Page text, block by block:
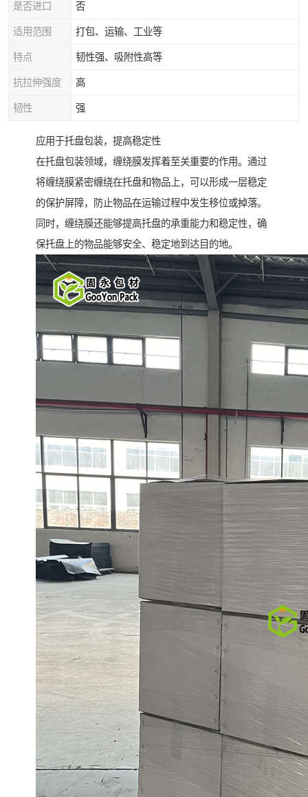
是否进口 否
适用范围 打包、运输、工业等
特点 韧性强、吸附性高等
抗拉伸强度 高
韧性 强
应用于托盘包装，提高稳定性
在托盘包装领域，缠绕膜发挥着至关重要的作用。通过
将缠绕膜紧密缠绕在托盘和物品上，可以形成一层稳定
的保护屏障，防止物品在运输过程中发生移位或掉落。
同时，缠绕膜还能够提高托盘的承重能力和稳定性，确
保托盘上的物品能够安全、稳定地到达目的地。